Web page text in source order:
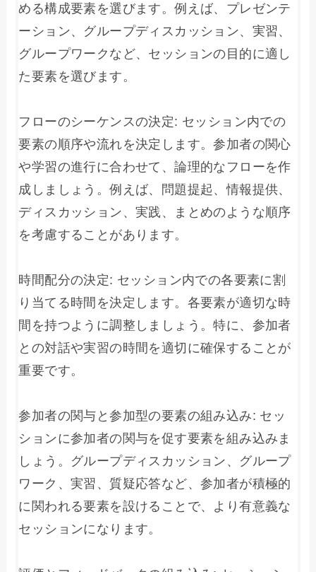
める構成要素を選びます。例えば、プレゼンテ
ーション、グループディスカッション、実習、
グループワークなど、セッションの目的に適し
た要素を選びます。
フローのシーケンスの決定: セッション内での
要素の順序や流れを決定します。参加者の関心
や学習の進行に合わせて、論理的なフローを作
成しましょう。例えば、問題提起、情報提供、
ディスカッション、実践、まとめのような順序
を考慮することがあります。
時間配分の決定: セッション内での各要素に割
り当てる時間を決定します。各要素が適切な時
間を持つように調整しましょう。特に、参加者
との対話や実習の時間を適切に確保することが
重要です。
参加者の関与と参加型の要素の組み込み: セッ
ションに参加者の関与を促す要素を組み込みま
しょう。グループディスカッション、グループ
ワーク、実習、質疑応答など、参加者が積極的
に関われる要素を設けることで、より有意義な
セッションになります。